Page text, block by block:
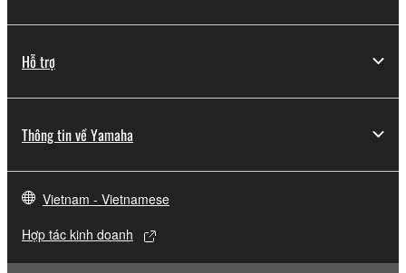
Hỗ trợ
Thông tin về Yamaha
Vietnam - Vietnamese
Hợp tác kinh doanh